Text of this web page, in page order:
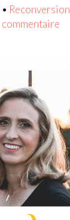
• Reconversion
commentaire